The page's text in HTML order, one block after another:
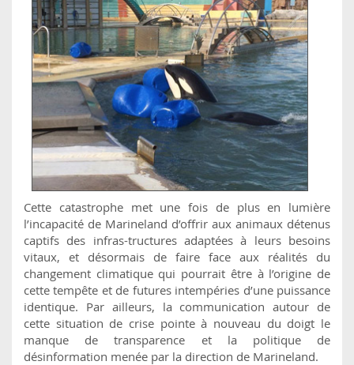
Cette catastrophe met une fois de plus en lumière
l’incapacité de Marineland d’offrir aux animaux détenus
captifs des infras-tructures adaptées à leurs besoins
vitaux, et désormais de faire face aux réalités du
changement climatique qui pourrait être à l’origine de
cette tempête et de futures intempéries d’une puissance
identique. Par ailleurs, la communication autour de
cette situation de crise pointe à nouveau du doigt le
manque de transparence et la politique de
désinformation menée par la direction de Marineland.